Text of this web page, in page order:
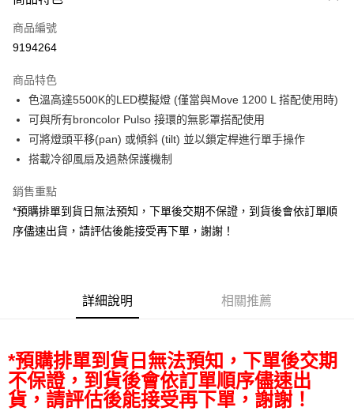
信用卡一次付款
信用卡分期付款
合作金庫商業銀行
華南商業銀行
彰化商業銀行
上海商業儲蓄銀行
台北富邦商業銀行
國泰世華商業銀行
兆豐國際商業銀行
臺灣中小企業銀行
聯邦商業銀行
元大商業銀行
永豐商業銀行
台新國際商業銀行
中國信託商業銀行
6 期 0 利率 每期
華南商業銀行
彰化商業銀行
上海商業儲蓄銀行
台北富邦商業銀行
國泰世華商業銀行
匯豐（台灣）商業銀行
聯邦商業銀行
遠東國際商業銀行
元大商業銀行
永豐商業銀行
12 期 0 利率 每期 NT$5,994 21家銀行
合作金庫商業銀行
第一商業銀行
上海商業儲蓄銀行
國泰世華商業銀行
臺灣中小企業銀行
匯豐（台灣）商業銀行
華泰商業銀行
聯邦商業銀行
遠東國際商業銀行
台灣樂天信用卡公司
LINE Pay
Apple Pay
街口支付
悠遊付
相關說明
【關於「AFTEE先享後付」】
AFTEE先享後付是「在收到商品之後才付款」的支付方式。 讓您購物簡單
便利好安心！
ATM付款
商品編號
9194264
商品特色
色溫高達5500K的LED模擬燈 (僅當與Move 1200 L 搭配使用時)
可與所有broncolor Pulso 接環的無影罩搭配使用
可將燈頭平移(pan) 或傾斜 (tilt) 並以鎖定桿進行單手操作
搭載冷卻風扇及過熱保護機制
銷售重點
*預購排單到貨日無法預知，下單後交期不保證，到貨後會依訂單順
序儘速出貨，請評估後能接受再下單，謝謝！
詳細說明 相關推薦
*預購排單到貨日無法預知，下單後交期
不保證，到貨後會依訂單順序儘速出
貨，請評估後能接受再下單，謝謝！